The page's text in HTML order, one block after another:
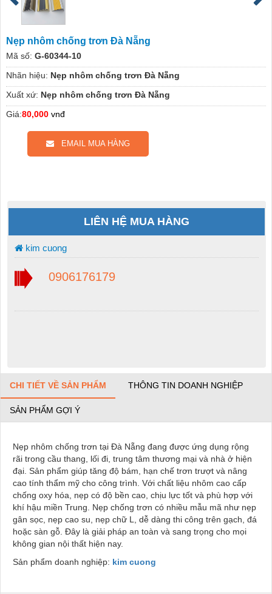
Nẹp nhôm chống trơn Đà Nẵng
Mã số: G-60344-10
Nhãn hiệu: Nẹp nhôm chống trơn Đà Nẵng
Xuất xứ: Nẹp nhôm chống trơn Đà Nẵng
Giá:80,000 vnđ
EMAIL MUA HÀNG
LIÊN HỆ MUA HÀNG
kim cuong
0906176179
CHI TIẾT VỀ SẢN PHẨM THÔNG TIN DOANH NGHIỆP
SẢN PHẨM GỢI Ý
Nẹp nhôm chống trơn tại Đà Nẵng đang được ứng dụng rộng
rãi trong cầu thang, lối đi, trung tâm thương mại và nhà ở hiện
đại. Sản phẩm giúp tăng độ bám, hạn chế trơn trượt và nâng
cao tính thẩm mỹ cho công trình. Với chất liệu nhôm cao cấp
chống oxy hóa, nẹp có độ bền cao, chịu lực tốt và phù hợp với
khí hậu miền Trung. Nẹp chống trơn có nhiều mẫu mã như nẹp
gân sọc, nẹp cao su, nẹp chữ L, dễ dàng thi công trên gạch, đá
hoặc sàn gỗ. Đây là giải pháp an toàn và sang trọng cho mọi
không gian nội thất hiện nay.
Sản phẩm doanh nghiệp: kim cuong